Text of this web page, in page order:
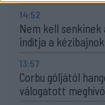
14:52
Nem kell senkinek
indítja a
13:57
Corbu góljától
válogatott